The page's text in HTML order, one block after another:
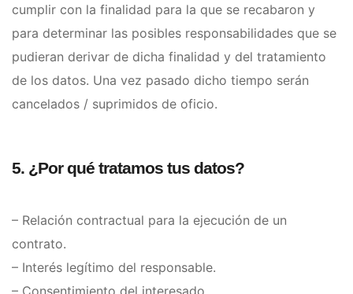
cumplir con la finalidad para la que se recabaron y
para determinar las posibles responsabilidades que se
pudieran derivar de dicha finalidad y del tratamiento
de los datos. Una vez pasado dicho tiempo serán
cancelados / suprimidos de oficio.
5. ¿Por qué tratamos tus datos?
– Relación contractual para la ejecución de un
contrato.
– Interés legítimo del responsable.
– Consentimiento del interesado.